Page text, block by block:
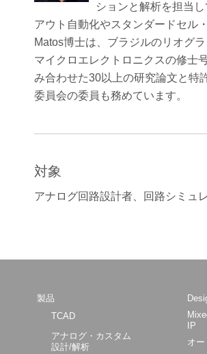
ションと解析を担当
アウト自動化やスタンダードセル
Matos博士は、ブラジルのリオグ
マイクロエレクトロニクスの修士
み合わせた30以上の研究論文と特
委員会の委員も務めています。
対象
アナログ回路設計者、回路シミュ
製品
TCAD
アナログ・カスタム
設計/解析
IP
オ